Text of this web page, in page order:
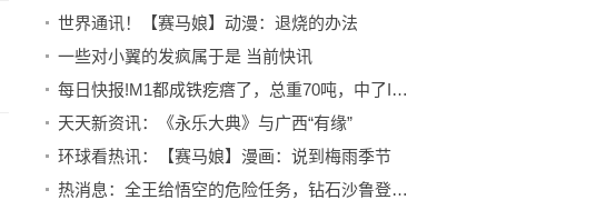
世界通讯！【赛马娘】动漫：退烧的办法
一些对小翼的发疯属于是 当前快讯
每日快报!M1都成铁疙瘩了，总重70吨，中了IED照样脱帽
天天新资讯：《永乐大典》与广西“有缘”
环球看热讯：【赛马娘】漫画：说到梅雨季节
热消息：全王给悟空的危险任务，钻石沙鲁登场，悟空面临最绝望的局面